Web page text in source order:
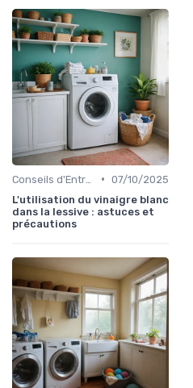
• 07/10/2025
L'utilisation du vinaigre blanc
dans la lessive : astuces et
précautions